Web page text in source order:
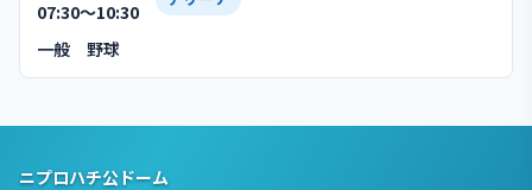
07:30〜10:30
一般 野球
ニプロハチ公ドーム